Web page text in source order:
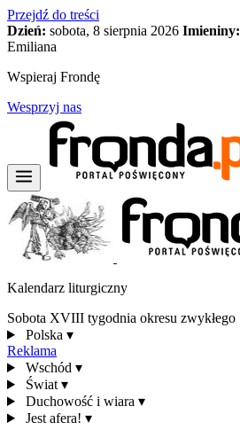
Przejdź do treści
Dzień: sobota, 8 sierpnia 2026 Imieniny:
Emiliana
Wspieraj Frondę
Wesprzyj nas
Kalendarz liturgiczny
Sobota XVIII tygodnia okresu zwykłego
Polska ▾
Reklama
Wschód ▾
Świat ▾
Duchowość i wiara ▾
Jest afera! ▾